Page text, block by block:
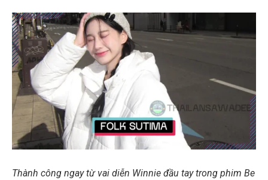
Thành công ngay từ vai diễn Winnie đầu tay trong phim Be